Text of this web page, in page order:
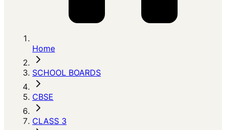
Home
SCHOOL BOARDS
CBSE
CLASS 3